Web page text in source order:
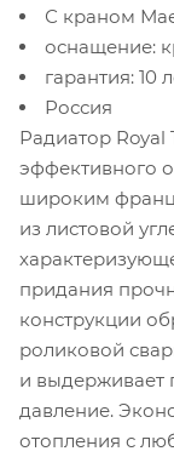
С краном
оснащение:
гарантия: 10
Россия
Радиатор Royal
эффективного
широким
из листовой
придания
конструкции
роликовой
и выдерживает
давление.
отопления с